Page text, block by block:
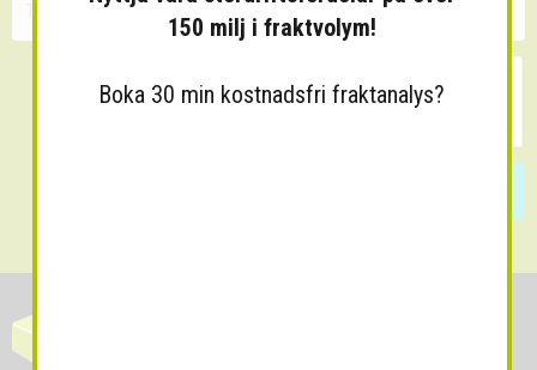
150 milj i fraktvolym!
Boka 30 min kostnadsfri fraktanalys?